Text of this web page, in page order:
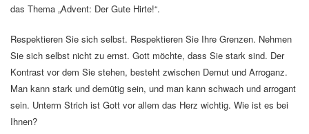
das Thema „Advent: Der Gute Hirte!“.
Respektieren Sie sich selbst. Respektieren Sie Ihre Grenzen. Nehmen
Sie sich selbst nicht zu ernst. Gott möchte, dass Sie stark sind. Der
Kontrast vor dem Sie stehen, besteht zwischen Demut und Arroganz.
Man kann stark und demütig sein, und man kann schwach und arrogant
sein. Unterm Strich ist Gott vor allem das Herz wichtig. Wie ist es bei
Ihnen?